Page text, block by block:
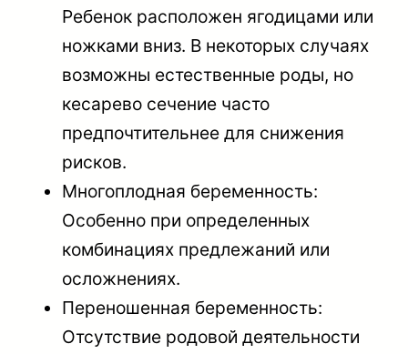
Ребенок расположен ягодицами или
ножками вниз. В некоторых случаях
возможны естественные роды, но
кесарево сечение часто
предпочтительнее для снижения
рисков.
Многоплодная беременность:
Особенно при определенных
комбинациях предлежаний или
осложнениях.
Переношенная беременность:
Отсутствие родовой деятельности